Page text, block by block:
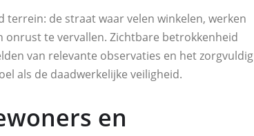
de straat waar velen winkelen, werken
onrust te vervallen. Zichtbare betrokkenheid
van relevante observaties en het zorgvuldig
als de daadwerkelijke veiligheid.
en